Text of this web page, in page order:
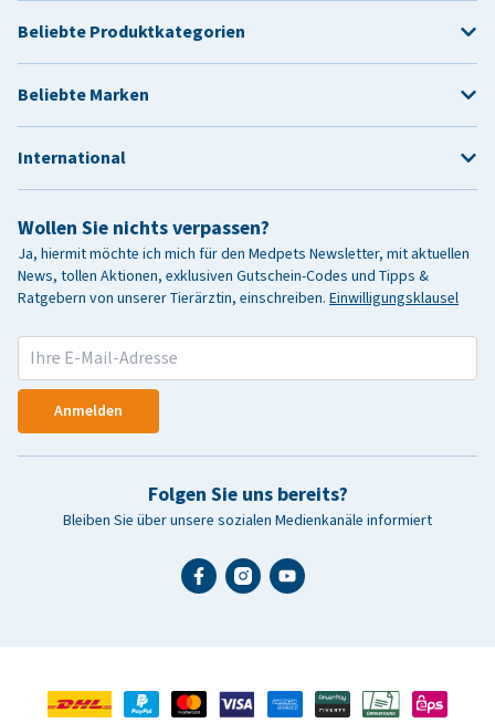
Wollen Sie nichts verpassen?
Ja, hiermit möchte ich mich für den Medpets Newsletter, mit aktuellen
News, tollen Aktionen, exklusiven Gutschein-Codes und Tipps &
Ratgebern von unserer Tierärztin, einschreiben. Einwilligungsklausel
Anmelden
Folgen Sie uns bereits?
Bleiben Sie über unsere sozialen Medienkanäle informiert
Beliebte Produktkategorien
Beliebte Marken
International